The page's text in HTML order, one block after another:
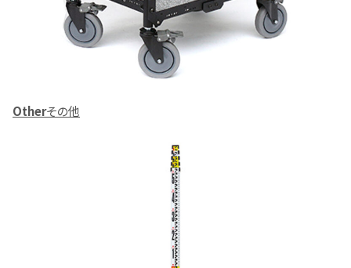
Otherその他